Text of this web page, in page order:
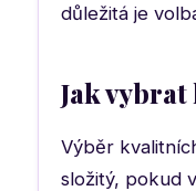
důležitá je
Jak
Výběr
složitý, pokud